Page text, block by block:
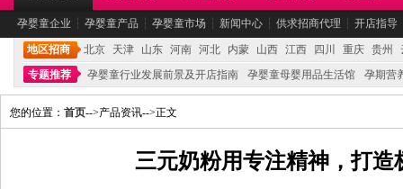
孕婴童企业 ┆ 孕婴童产品 ┆ 孕婴童市场 ┆ 新闻中心 ┆ 供求招商代理 ┆ 开店指导
地区招商 北京 天津 山东 河南 河北 内蒙 山西 江西 四川 重庆 贵州
专题推荐
孕婴童行业发展前景及开店指南 孕婴童母婴用品生活馆 孕期营
您的位置： 首页-->产品资讯-->正文
三元奶粉用专注精神，打造